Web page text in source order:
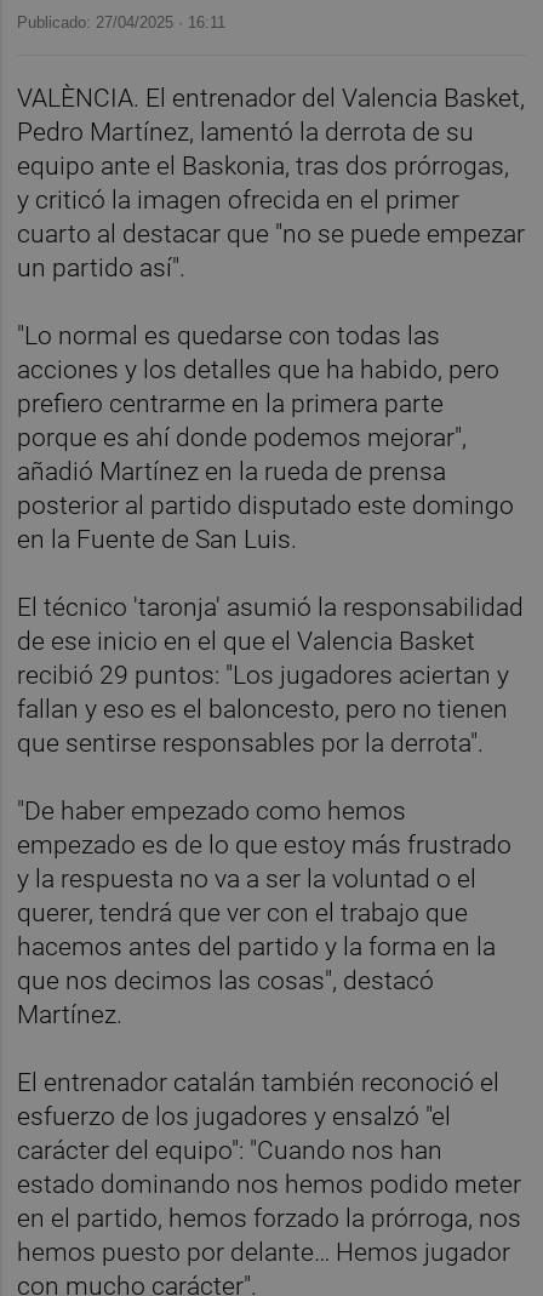
Publicado: 27/04/2025 · 16:11
VALÈNCIA. El entrenador del Valencia Basket,
Pedro Martínez, lamentó la derrota de su
equipo ante el Baskonia, tras dos prórrogas,
y criticó la imagen ofrecida en el primer
cuarto al destacar que "no se puede empezar
un partido así".
"Lo normal es quedarse con todas las
acciones y los detalles que ha habido, pero
prefiero centrarme en la primera parte
porque es ahí donde podemos mejorar",
añadió Martínez en la rueda de prensa
posterior al partido disputado este domingo
en la Fuente de San Luis.
El técnico 'taronja' asumió la responsabilidad
de ese inicio en el que el Valencia Basket
recibió 29 puntos: "Los jugadores aciertan y
fallan y eso es el baloncesto, pero no tienen
que sentirse responsables por la derrota".
"De haber empezado como hemos
empezado es de lo que estoy más frustrado
y la respuesta no va a ser la voluntad o el
querer, tendrá que ver con el trabajo que
hacemos antes del partido y la forma en la
que nos decimos las cosas", destacó
Martínez.
El entrenador catalán también reconoció el
esfuerzo de los jugadores y ensalzó "el
carácter del equipo": "Cuando nos han
estado dominando nos hemos podido meter
en el partido, hemos forzado la prórroga, nos
hemos puesto por delante… Hemos jugador
con mucho carácter".